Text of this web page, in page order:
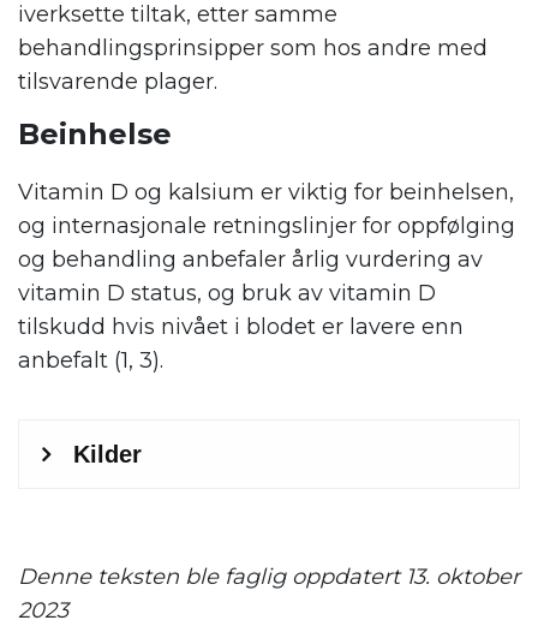
iverksette tiltak, etter samme
behandlingsprinsipper som hos andre med
tilsvarende plager.
Beinhelse
Vitamin D og kalsium er viktig for beinhelsen,
og internasjonale retningslinjer for oppfølging
og behandling anbefaler årlig vurdering av
vitamin D status, og bruk av vitamin D
tilskudd hvis nivået i blodet er lavere enn
anbefalt (1, 3).
Denne teksten ble faglig oppdatert 13. oktober
2023